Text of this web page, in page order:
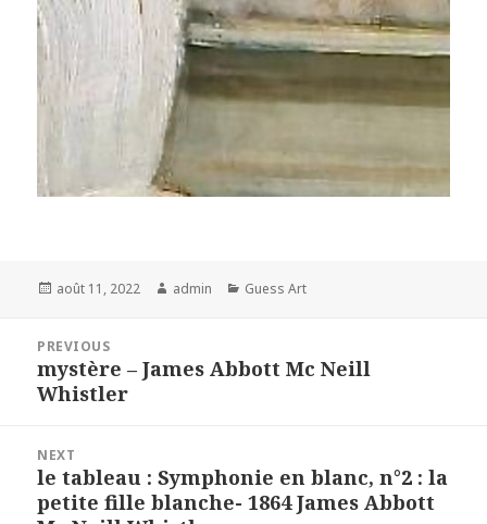
Posted
août 11, 2022 Author
admin Categories
Guess Art
l’article
PREVIOUS
Previous
post:
mystère – James Abbott Mc Neill
Whistler
NEXT
Next
post:
le tableau : Symphonie en blanc, n°2 : la
petite fille blanche- 1864 James Abbott